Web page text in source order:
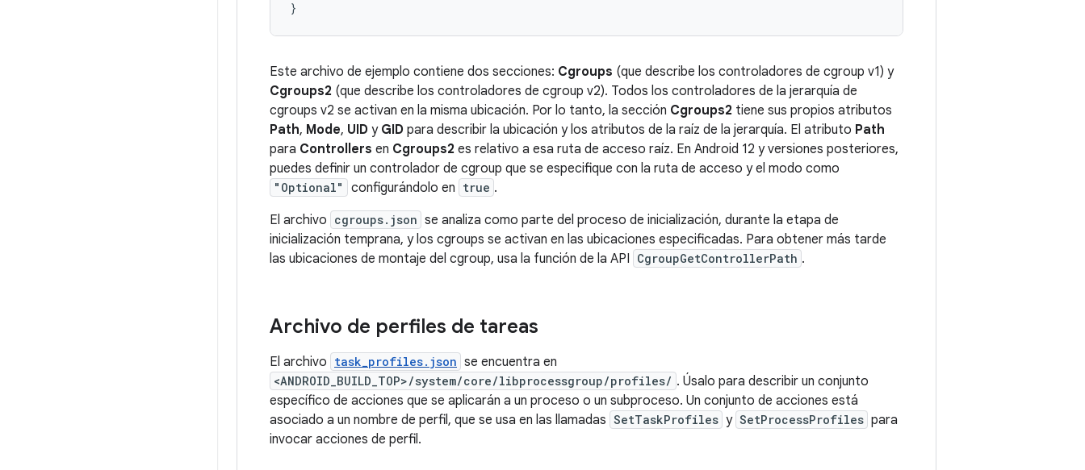
Este archivo de ejemplo contiene dos secciones: Cgroups (que describe los controladores de cgroup v1) y
Cgroups2 (que describe los controladores de cgroup v2). Todos los controladores de la jerarquía de
cgroups v2 se activan en la misma ubicación. Por lo tanto, la sección Cgroups2 tiene sus propios atributos
Path, Mode, UID y GID para describir la ubicación y los atributos de la raíz de la jerarquía. El atributo Path
para Controllers en Cgroups2 es relativo a esa ruta de acceso raíz. En Android 12 y versiones posteriores,
puedes definir un controlador de cgroup que se especifique con la ruta de acceso y el modo como
"Optional" configurándolo en true .
El archivo cgroups.json se analiza como parte del proceso de inicialización, durante la etapa de
inicialización temprana, y los cgroups se activan en las ubicaciones especificadas. Para obtener más tarde
las ubicaciones de montaje del cgroup, usa la función de la API CgroupGetControllerPath .
Archivo de perfiles de tareas
El archivo task_profiles.json se encuentra en
<ANDROID_BUILD_TOP>/system/core/libprocessgroup/profiles/ . Úsalo para describir un conjunto
específico de acciones que se aplicarán a un proceso o un subproceso. Un conjunto de acciones está
asociado a un nombre de perfil, que se usa en las llamadas SetTaskProfiles y SetProcessProfiles para
invocar acciones de perfil.